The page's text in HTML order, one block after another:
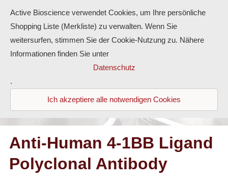
Antikörper
ELISA-Kits
Diaclone Produkte
Home
Anti-Human 4-1BB Ligand
Polyclonal Antibody
Active Bioscience verwendet Cookies, um Ihre persönliche
Shopping Liste (Merkliste) zu verwalten. Wenn Sie
weitersurfen, stimmen Sie der Cookie-Nutzung zu. Nähere
Informationen finden Sie unter
Datenschutz
.
Ich akzeptiere alle notwendigen Cookies